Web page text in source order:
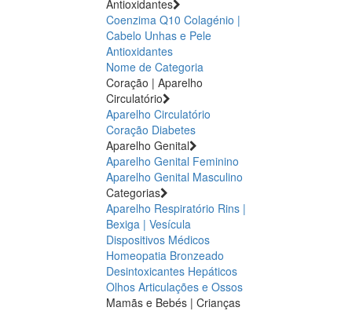
Antioxidantes
Coenzima Q10 Colagénio |
Cabelo Unhas e Pele
Antioxidantes
Nome de Categoria
Coração | Aparelho
Circulatório
Aparelho Circulatório
Coração Diabetes
Aparelho Genital
Aparelho Genital Feminino
Aparelho Genital Masculino
Categorias
Aparelho Respiratório Rins |
Bexiga | Vesícula
Dispositivos Médicos
Homeopatia Bronzeado
Desintoxicantes Hepáticos
Olhos Articulações e Ossos
Mamãs e Bebés | Crianças